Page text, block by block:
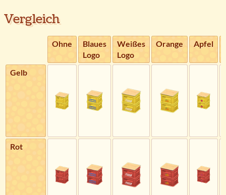
Vergleich
Ohne
Blaues
Logo
Weißes
Logo
Orange Apfel
Gelb
Rot